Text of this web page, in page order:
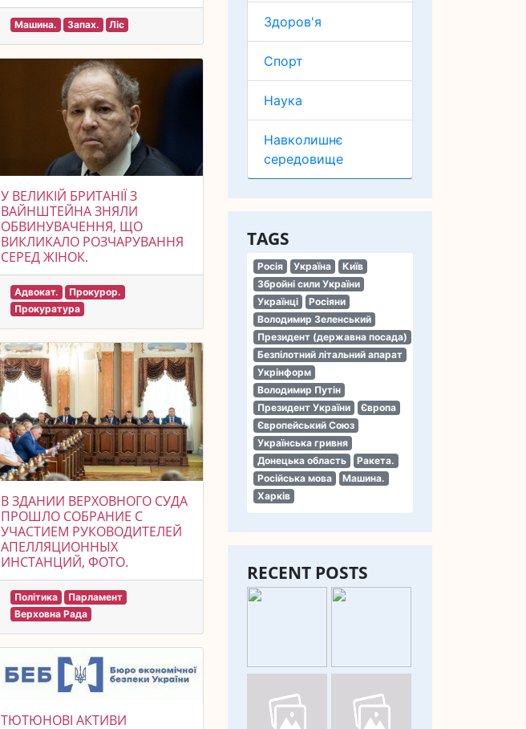
Здоров'я
Спорт
Наука
Навколишнє
середовище
TAGS
Росія Україна
Київ
Збройні сили України
Українці
Росіяни
Володимир Зеленський
Президент (державна посада)
Безпілотний літальний апарат
Укрінформ
Володимир Путін
Президент України
Європа
Європейський Союз
Українська гривня
Донецька область
Ракета.
Російська мова
Машина.
Харків
RECENT POSTS
Машина. Запах. Ліс
У ВЕЛИКІЙ БРИТАНІЇ З
ВАЙНШТЕЙНА ЗНЯЛИ
ОБВИНУВАЧЕННЯ, ЩО
ВИКЛИКАЛО РОЗЧАРУВАННЯ
СЕРЕД ЖІНОК.
Адвокат.
Прокурор.
Прокуратура
В ЗДАНИИ ВЕРХОВНОГО СУДА
ПРОШЛО СОБРАНИЕ С
УЧАСТИЕМ РУКОВОДИТЕЛЕЙ
АПЕЛЛЯЦИОННЫХ
ИНСТАНЦИЙ, ФОТО.
Політика
Парламент
Верховна Рада
ТЮТЮНОВІ АКТИВИ